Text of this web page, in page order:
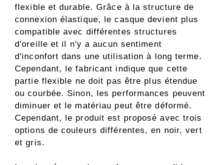
flexible et durable. Grâce à la structure de
connexion élastique, le casque devient plus
compatible avec différentes structures
d'oreille et il n'y a aucun sentiment
d'inconfort dans une utilisation à long terme.
Cependant, le fabricant indique que cette
partie flexible ne doit pas être plus étendue
ou courbée. Sinon, les performances peuvent
diminuer et le matériau peut être déformé.
Cependant, le produit est proposé avec trois
options de couleurs différentes, en noir, vert
et gris.